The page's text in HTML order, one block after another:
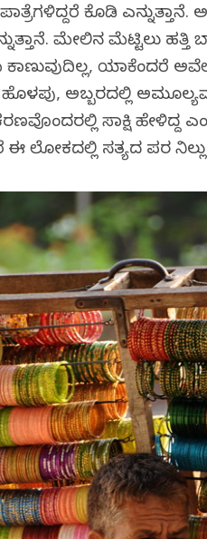
ಕೊಡಿ
ಮೇಲಿನ ಮೆಟ್ಟಿಲು
ಯಾಕೆಂದರೆ
ಅಬ್ಬರದಲ್ಲಿ
ಸಾಕ್ಷಿ ಹೇಳಿದ್ದ
ಲೋಕದಲ್ಲಿ ಸತ್ಯದ ಪರ